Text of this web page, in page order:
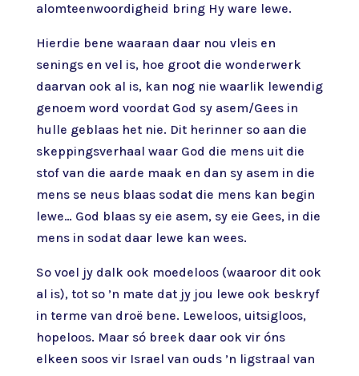
alomteenwoordigheid bring Hy ware lewe.
Hierdie bene waaraan daar nou vleis en
senings en vel is, hoe groot die wonderwerk
daarvan ook al is, kan nog nie waarlik lewendig
genoem word voordat God sy asem/Gees in
hulle geblaas het nie. Dit herinner so aan die
skeppingsverhaal waar God die mens uit die
stof van die aarde maak en dan sy asem in die
mens se neus blaas sodat die mens kan begin
lewe… God blaas sy eie asem, sy eie Gees, in die
mens in sodat daar lewe kan wees.
So voel jy dalk ook moedeloos (waaroor dit ook
al is), tot so ’n mate dat jy jou lewe ook beskryf
in terme van droë bene. Leweloos, uitsigloos,
hopeloos. Maar só breek daar ook vir óns
elkeen soos vir Israel van ouds ’n ligstraal van